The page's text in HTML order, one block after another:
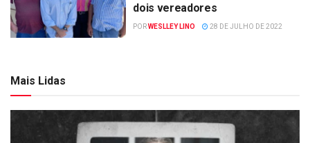
dois vereadores
PORWESLLEY LINO 28 DE JULHO DE 2022
Mais Lidas